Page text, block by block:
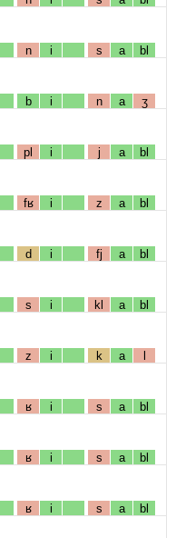
n i s a bl
b i n a ʒ
pl i j a bl
fʁ i z a bl
d i fj a bl
s i kl a bl
z i k a l
ʁ i s a bl
ʁ i s a bl
ʁ i s a bl